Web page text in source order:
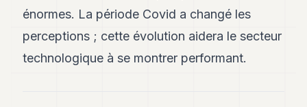
énormes. La période Covid a changé les
perceptions ; cette évolution aidera le secteur
technologique à se montrer performant.